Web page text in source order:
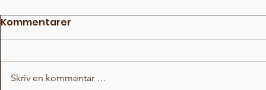
Fun Fact Battle
Kommentarer
Skriv en kommentar …